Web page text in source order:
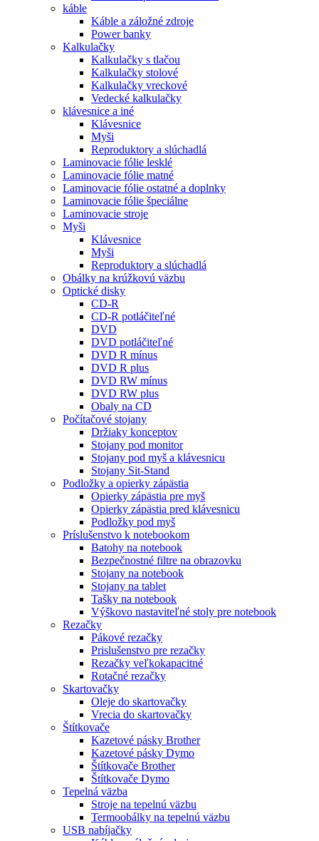
káble
Káble a záložné zdroje
Power banky
Kalkulačky
Kalkulačky s tlačou
Kalkulačky stolové
Kalkulačky vreckové
Vedecké kalkulačky
klávesnice a iné
Klávesnice
Myši
Reproduktory a slúchadlá
Laminovacie fólie lesklé
Laminovacie fólie matné
Laminovacie fólie ostatné a doplnky
Laminovacie fólie špeciálne
Laminovacie stroje
Myši
Klávesnice
Myši
Reproduktory a slúchadlá
Obálky na krúžkovú väzbu
Optické disky
CD-R
CD-R potláčiteľné
DVD
DVD potláčiteľné
DVD R mínus
DVD R plus
DVD RW mínus
DVD RW plus
Obaly na CD
Počítačové stojany
Držiaky konceptov
Stojany pod monitor
Stojany pod myš a klávesnicu
Stojany Sit-Stand
Podložky a opierky zápästia
Opierky zápästia pre myš
Opierky zápästia pred klávesnicu
Podložky pod myš
Príslušenstvo k notebookom
Batohy na notebook
Bezpečnostné filtre na obrazovku
Stojany na notebook
Stojany na tablet
Tašky na notebook
Výškovo nastaviteľné stoly pre notebook
Rezačky
Pákové rezačky
Prislušenstvo pre rezačky
Rezačky veľkokapacitné
Rotačné rezačky
Skartovačky
Oleje do skartovačky
Vrecia do skartovačky
Štítkovače
Kazetové pásky Brother
Kazetové pásky Dymo
Štítkovače Brother
Štítkovače Dymo
Tepelná väzba
Stroje na tepelnú väzbu
Termoobálky na tepelnú väzbu
USB nabíjačky